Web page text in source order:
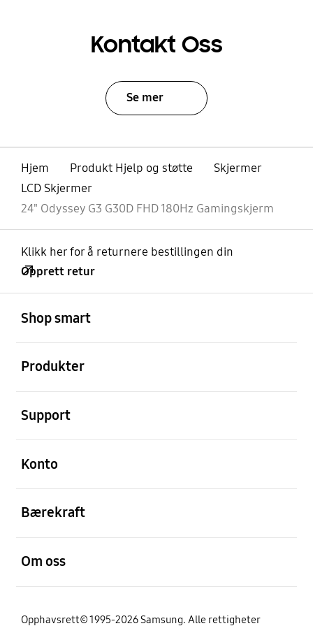
Kontakt Oss
Se mer
Hjem Produkt Hjelp og støtte
Skjermer
LCD Skjermer
24" Odyssey G3 G30D FHD 180Hz Gamingskjerm
Klikk her for å returnere bestillingen din
Opprett retur
Shop smart
Produkter
Support
Konto
Bærekraft
Om oss
Opphavsrett© 1995-2026 Samsung. Alle rettigheter